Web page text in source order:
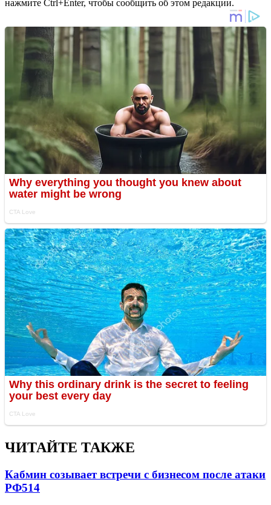
нажмите Ctrl+Enter, чтобы сообщить об этом редакции.
ЧИТАЙТЕ ТАКЖЕ
Кабмин созывает встречи с бизнесом после атаки
РФ514